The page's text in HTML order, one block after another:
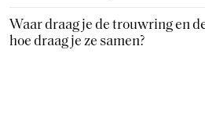
Waar draag je de trouwring en
hoe draag je ze samen?